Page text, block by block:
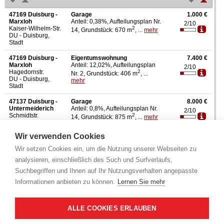
Wir verwenden Cookies
Wir setzen Cookies ein, um die Nutzung unserer Webseiten zu
analysieren, einschließlich des Such und Surfverlaufs,
Suchbegriffen und Ihnen auf Ihr Nutzungsverhalten angepasste
Informationen anbieten zu können. Lernen Sie mehr
ALLE COOKIES ERLAUBEN
47169 Duisburg -
Marxloh
Kaiser-Wilhelm-Str.
DU - Duisburg,
Stadt
Garage
Anteil: 0,38%, Aufteilungsplan Nr.
14, Grundstück: 670 m2, ... mehr
1.000 €
2/10
47169 Duisburg -
Marxloh
Hagedornstr.
DU - Duisburg,
Stadt
Eigentumswohnung
Anteil: 12,02%, Aufteilungsplan
Nr. 2, Grundstück: 406 m2, ...
mehr
7.400 €
2/10
47137 Duisburg -
Untermeiderich
Schmidtstr.
Garage
Anteil: 0,8%, Aufteilungsplan Nr.
14, Grundstück: 875 m2, ... mehr
8.000 €
2/10
47169 Duisburg -
Marxloh
Kaiser-Wilhelm-Str.
Stadt
Eigentumswohnung
Anteil: 7,06%, Aufteilungsplan Nr.
5, Grundstück: 670 m2, W...mehr
43, Grundstück: 8.269 m
...mehr
1/10